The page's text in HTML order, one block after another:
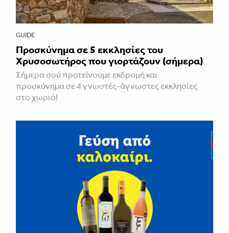
GUIDE
Προσκύνημα σε 5 εκκλησίες του
Χρυσοσωτήρος που γιορτάζουν (σήμερα)
Σήμερα σού προτείνουμε εκδρομή και
προσκύνημα σε 4 γνωστές-άγνωστες εκκλησίες
στο χωριό!